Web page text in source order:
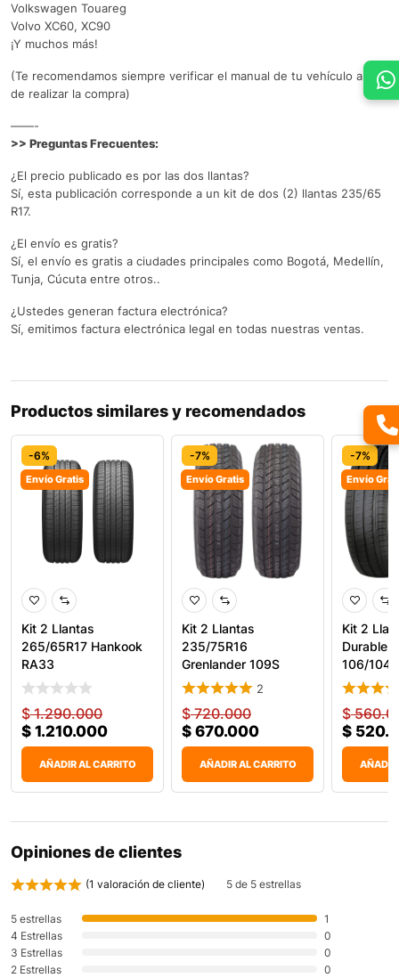
Volkswagen Touareg
Volvo XC60, XC90
¡Y muchos más!
(Te recomendamos siempre verificar el manual de tu vehículo antes
de realizar la compra)
——-
>> Preguntas Frecuentes:
¿El precio publicado es por las dos llantas?
Sí, esta publicación corresponde a un kit de dos (2) llantas 235/65
R17.
¿El envío es gratis?
Sí, el envío es gratis a ciudades principales como Bogotá, Medellín,
Tunja, Cúcuta entre otros..
¿Ustedes generan factura electrónica?
Sí, emitimos factura electrónica legal en todas nuestras ventas.
Productos similares y recomendados
-6%
Envío Gratis
Kit 2 Llantas
265/65R17 Hankook
RA33
$1.290.000
$ 1.210.000
AÑADIR AL CARRITO
-7%
Envío Gratis
Kit 2 Llantas
235/75R16
Grenlander 109S
Maga A/T One
2
$720.000
$ 670.000
AÑADIR AL CARRITO
-7%
Envío
Kit 2
Durable
106/
$
$
AÑADIR
Opiniones de clientes
(1 valoración de cliente) 5 de 5 estrellas
5 estrellas
1
4 Estrellas
0
3 Estrellas
0
2 Estrellas
0